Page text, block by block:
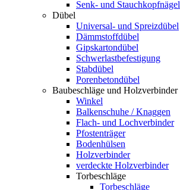
Senk- und Stauchkopfnägel
Dübel
Universal- und Spreizdübel
Dämmstoffdübel
Gipskartondübel
Schwerlastbefestigung
Stabdübel
Porenbetondübel
Baubeschläge und Holzverbinder
Winkel
Balkenschuhe / Knaggen
Flach- und Lochverbinder
Pfostenträger
Bodenhülsen
Holzverbinder
verdeckte Holzverbinder
Torbeschläge
Torbeschläge